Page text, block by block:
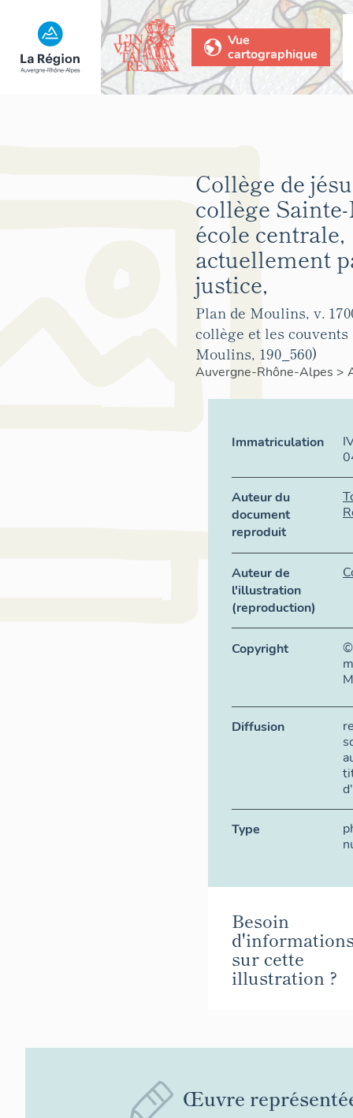
Vue
cartographique
Collège de
collège
école centrale,
actuellement
justice,
Plan de Moulins, v.
collège et les
Moulins, 190_560)
Auvergne-Rhône-Alpes >
Immatriculation
Auteur du
document
reproduit
Auteur de
l'illustration
(reproduction)
Copyright
Diffusion
Type
Besoin
sur cette
illustration ?
Œuvre